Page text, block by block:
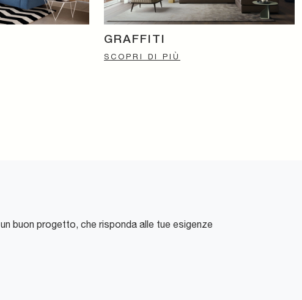
GRAFFITI
SCOPRI DI PIÙ
buon progetto, che risponda alle tue esigenze